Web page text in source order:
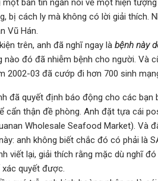
một bản tin ngắn nói về một hiện
bị cách ly mà không có lời giải thích.
Vũ Hán.
trên, anh đã nghĩ ngay là bệnh này
nào đó đã nhiễm bệnh cho người. Và
2002-03 đã cướp đi hơn 700 sinh
đã quyết định báo động cho các
cẩn thận đề phòng. Anh đặt tựa cái
Wholesale Seafood Market). Và
anh không biết chắc đó có phải là
viết lại, giải thích rằng mặc dù nghĩ
quyết được.